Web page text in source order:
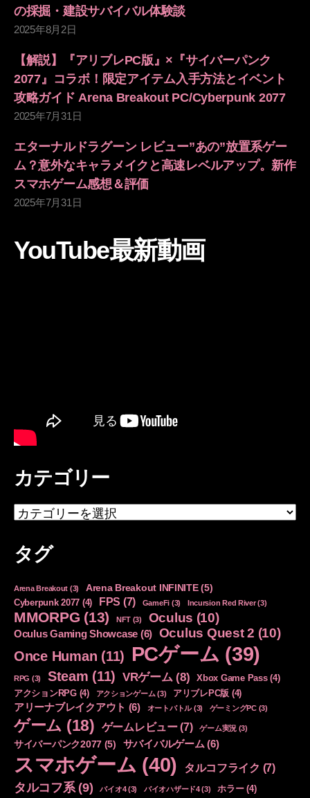
の採掘・建設サバイバル体験談
2025年8月2日
【解説】『アリブレPC版』×『サイバーパンク
2077』コラボ！限定アイテム入手方法とイベント
攻略ガイド Arena Breakout PC/Cyberpunk 2077
2025年7月31日
エターナルドラグーン レビュー”あの”放置系ゲー
ム？意外なキャラメイクと高速レベルアップ。新作
スマホゲーム感想＆評価
2025年7月31日
YouTube最新動画
カテゴリー
カ
テ
リ
タグ
Arena Breakout (3) Arena Breakout INFINITE(5)
Cyberpunk 2077 (4) FPS (7) GameFi (3) Incursion Red River(3)
MMORPG (13) NFT(3) Oculus (10)
Oculus Gaming Showcase (6) Oculus Quest 2 (10)
Once Human (11) PCゲーム (39)
RPG (3) Steam (11) VRゲーム(8) Xbox Game Pass(4)
アクションRPG(4) アクションゲーム (3) アリブレPC版 (4)
アリーナブレイクアウト (6) オートバトル(3) ゲーミングPC(3)
ゲーム (18) ゲームレビュー(7) ゲーム実況 (3)
サイバーパンク2077 (5) サバイバルゲーム (6)
スマホゲーム (40) タルコフライク (7)
タルコフ系(9) バイオ4(3) バイオハザード4(3) ホラー(4)